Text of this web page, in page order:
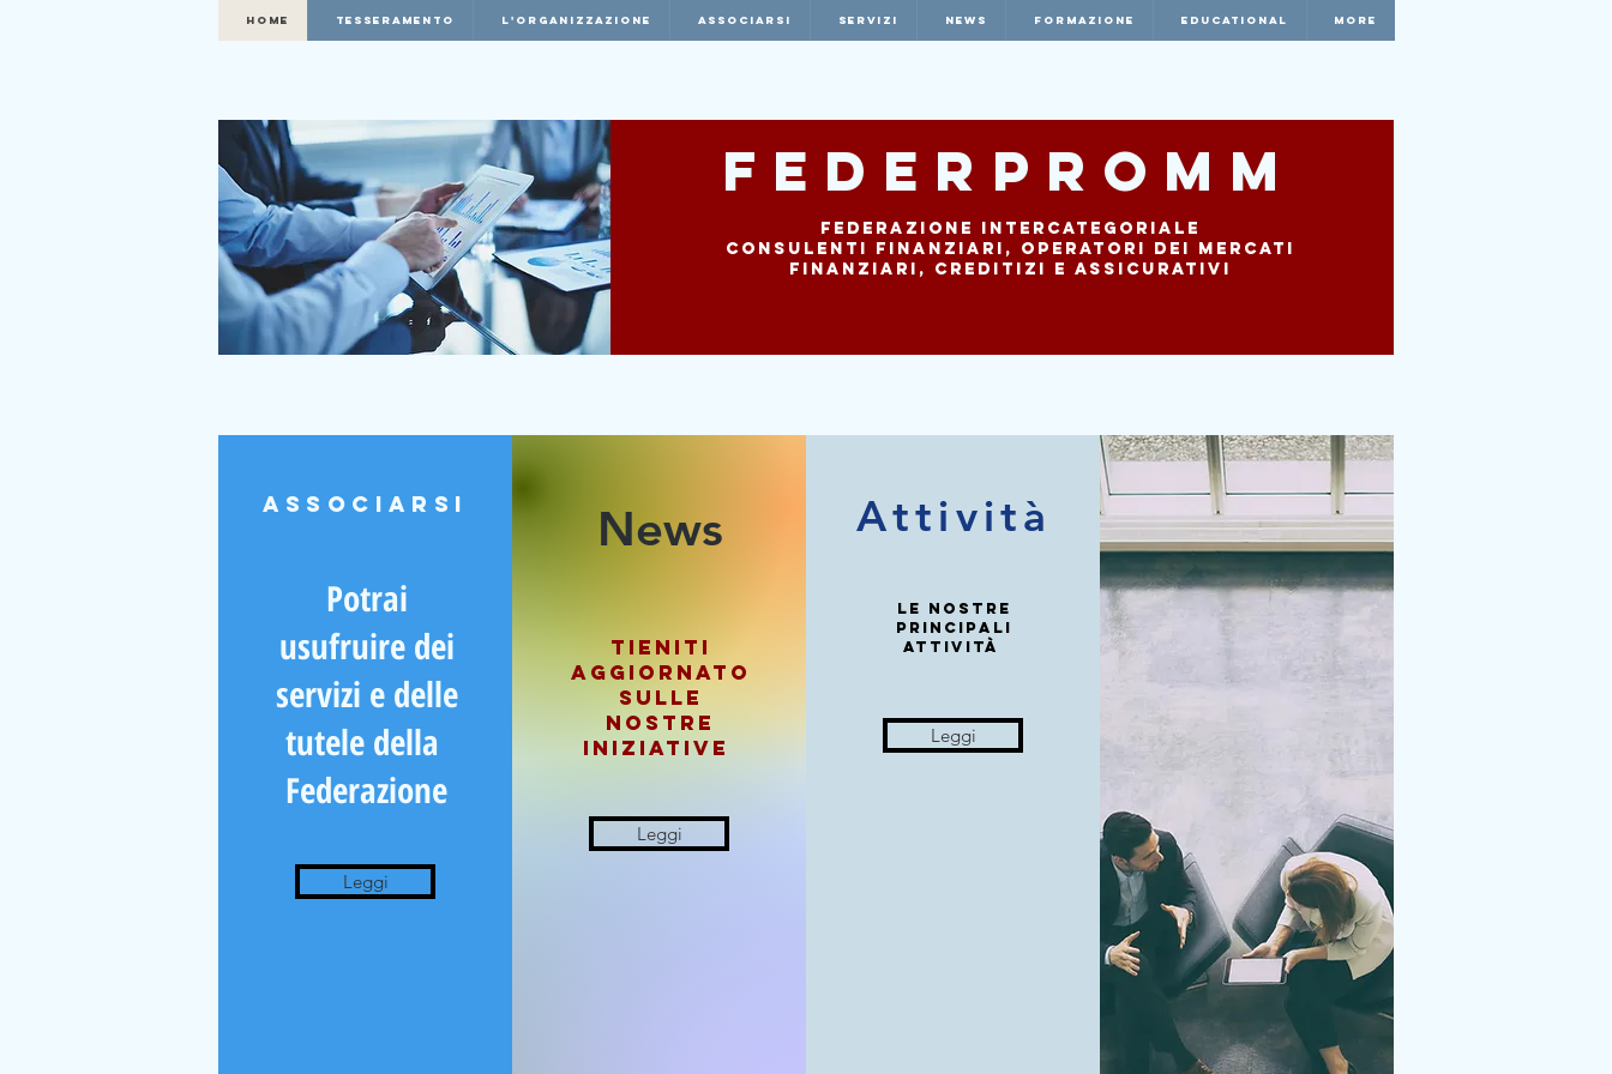
HOME Tesseramento L'ORGANIZZAZIONE ASSOCIARSI SERVIZI NEWS FORMAZIONE EDUCATIONAL More
Federazione Intercategoriale
Consulenti Finanziari, Operatori dei Mercati Finanziari, Creditizi e Assicurativi
Federpromm
Federazione Intercategoriale
Consulenti Finanziari, operatori dei mercati
finanziari, creditizi e assicurativi
Associarsi
Potrai
usufruire dei
servizi e delle
tutele della
Federazione
Leggi
News
Tieniti
aggiornato
sulle
nostre
iniziative
Leggi
Attività
Le nostre
principali
attività
Leggi